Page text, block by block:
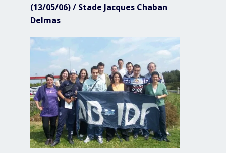
(13/05/06) / Stade Jacques Chaban
Delmas